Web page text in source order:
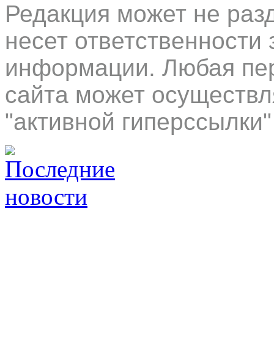
Редакция может не
несет
информации. Любая
сайта может
"активной